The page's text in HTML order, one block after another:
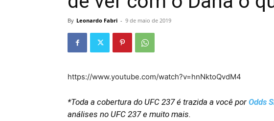
By Leonardo Fabri - 9 de maio de 2019
https://www.youtube.com/watch?v=hnNktoQvdM4
*Toda a cobertura do UFC 237 é trazida a você por Odds
análises no UFC 237 e muito mais.